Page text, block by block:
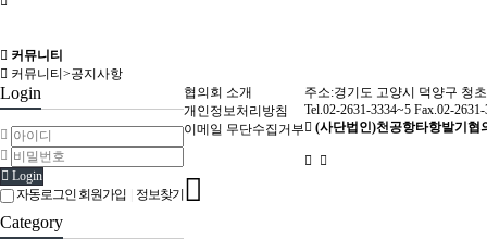
커뮤니티
커뮤니티>공지사항
Login
Login
자동로그인 회원가입 정보찾기
Category
협의회 소개
개인정보처리방침
이메일 무단수집거부
주소:경기도 고양시 덕양구 청
Tel.02-2631-3334~5 Fax.02-
(사단법인)천공항타항발기협